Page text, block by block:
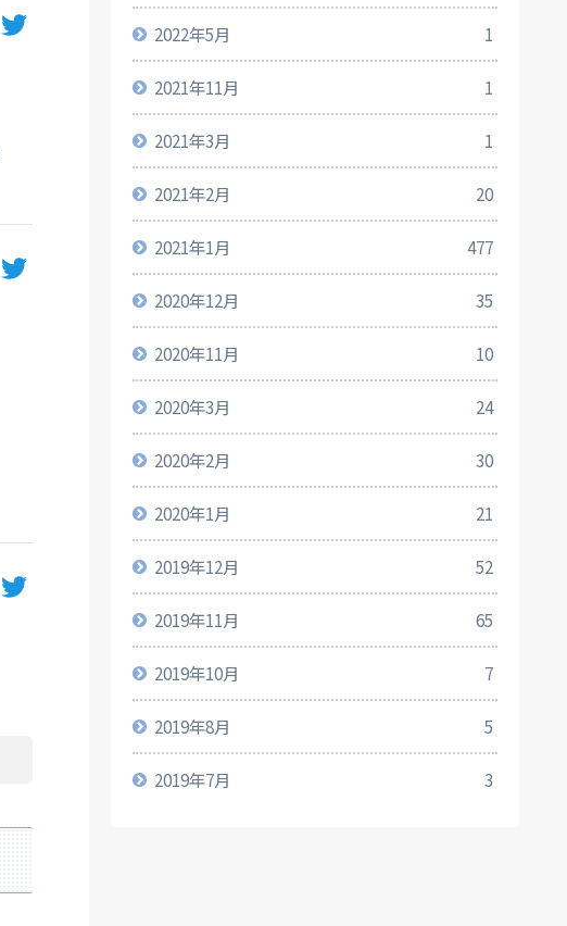
2022年5月 1
2021年11月 1
2021年3月 1
2021年2月 20
2021年1月 477
2020年12月 35
2020年11月 10
2020年3月 24
2020年2月 30
2020年1月 21
2019年12月 52
2019年11月 65
2019年10月 7
2019年8月 5
2019年7月 3